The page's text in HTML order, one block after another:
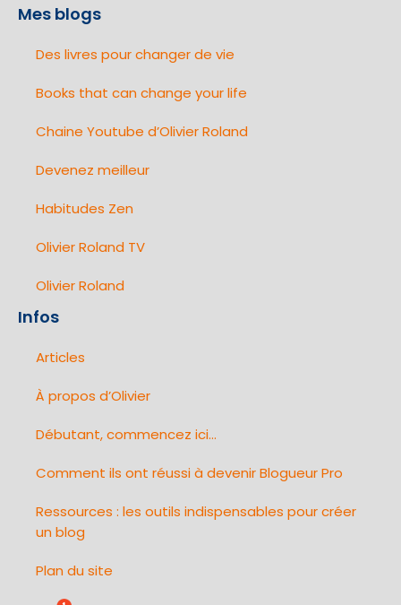
Mes blogs
Des livres pour changer de vie
Books that can change your life
Chaine Youtube d’Olivier Roland
Devenez meilleur
Habitudes Zen
Olivier Roland TV
Olivier Roland
Infos
Articles
À propos d’Olivier
Débutant, commencez ici…
Comment ils ont réussi à devenir Blogueur Pro
Ressources : les outils indispensables pour créer
un blog
Plan du site